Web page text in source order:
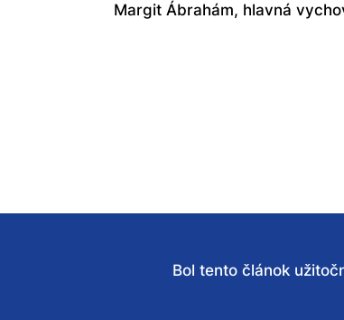
Margit Ábrahám, hlavná
Bol tento článok